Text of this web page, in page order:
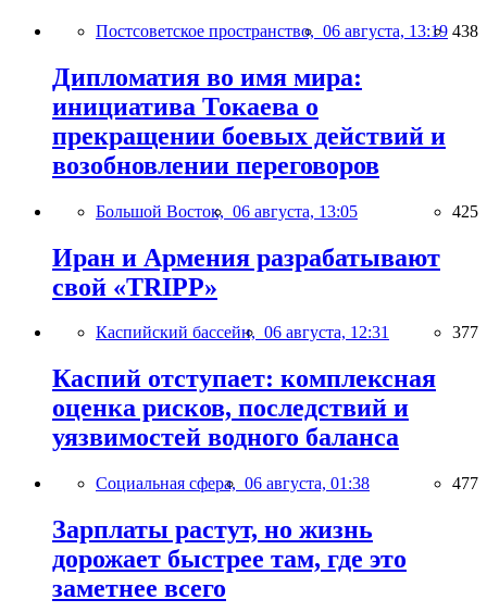
Постсоветское пространство, 06 августа, 13:19 438
Дипломатия во имя мира:
инициатива Токаева о
прекращении боевых действий и
возобновлении переговоров
Большой Восток, 06 августа, 13:05 425
Иран и Армения разрабатывают
свой «TRIPP»
Каспийский бассейн, 06 августа, 12:31 377
Каспий отступает: комплексная
оценка рисков, последствий и
уязвимостей водного баланса
Социальная сфера, 06 августа, 01:38 477
Зарплаты растут, но жизнь
дорожает быстрее там, где это
заметнее всего